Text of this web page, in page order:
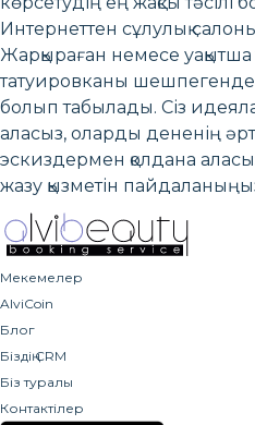
Интернеттен сұлулық
Жарқыраған немесе уақытша
татуировканы
болып табылады. Сіз
аласыз, оларды дененің
эскиздермен қолдана
жазу қызметін
Мекемелер
AlviCoin
Блог
Біздің CRM
Біз туралы
Контактілер